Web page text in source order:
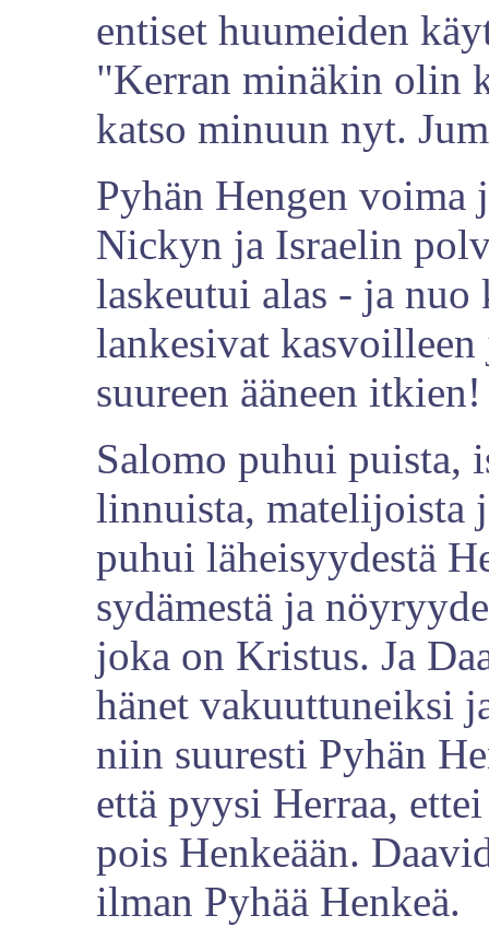
entiset huumeiden
"Kerran minäkin olin
katso minuun nyt.
Pyhän Hengen voima
Nickyn ja Israelin
laskeutui alas - ja
lankesivat
suureen ääneen itkien!
Salomo puhui puista,
linnuista, matelijoista
puhui läheisyydestä
sydämestä ja
joka on Kristus. Ja
hänet vakuuttuneiksi
niin suuresti Pyhän
että pyysi Herraa,
pois Henkeään.
ilman Pyhää Henkeä.